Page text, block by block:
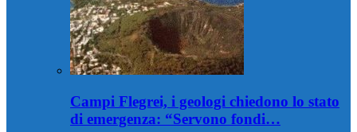
Campi Flegrei, i geologi chiedono lo stato
di emergenza: “Servono fondi…